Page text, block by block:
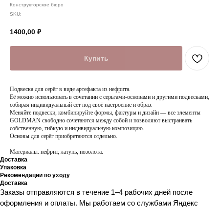
Конструкторское бюро
SKU:
1400,00 ₽
Купить
Подвеска для серёг в виде артефакта из нефрита.
Её можно использовать в сочетании с серьгами-основами и другими подвесками,
собирая индивидуальный сет под своё настроение и образ.
Меняйте подвески, комбинируйте формы, фактуры и дизайн — все элементы
GOLDMAN свободно сочетаются между собой и позволяют выстраивать
собственную, гибкую и индивидуальную композицию.
Основы для серёг приобретаются отдельно.
Материалы: нефрит, латунь, позолота.
Доставка
Упаковка
Рекомендации по уходу
Доставка
Заказы отправляются в течение 1–4 рабочих дней после
оформления и оплаты. Мы работаем со службами Яндекс